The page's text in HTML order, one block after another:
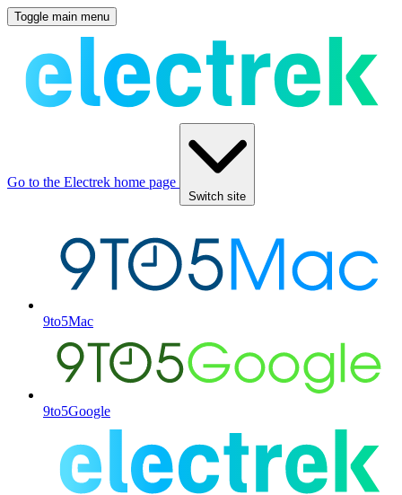
Toggle main menu
Go to the Electrek home page
Switch site
9to5Mac
9to5Google